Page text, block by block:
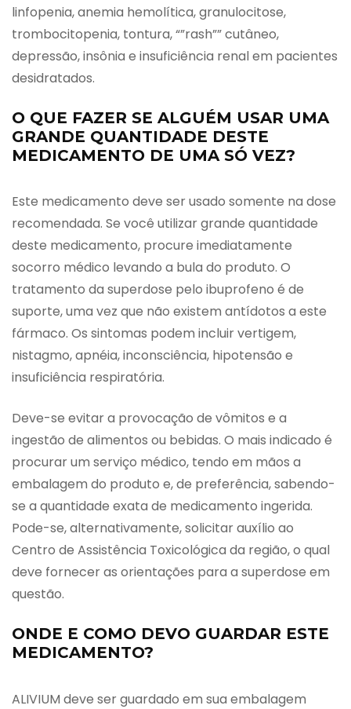
linfopenia, anemia hemolítica, granulocitose,
trombocitopenia, tontura, “”rash”” cutâneo,
depressão, insônia e insuficiência renal em pacientes
desidratados.
O QUE FAZER SE ALGUÉM USAR UMA
GRANDE QUANTIDADE DESTE
MEDICAMENTO DE UMA SÓ VEZ?
Este medicamento deve ser usado somente na dose
recomendada. Se você utilizar grande quantidade
deste medicamento, procure imediatamente
socorro médico levando a bula do produto. O
tratamento da superdose pelo ibuprofeno é de
suporte, uma vez que não existem antídotos a este
fármaco. Os sintomas podem incluir vertigem,
nistagmo, apnéia, inconsciência, hipotensão e
insuficiência respiratória.
Deve-se evitar a provocação de vômitos e a
ingestão de alimentos ou bebidas. O mais indicado é
procurar um serviço médico, tendo em mãos a
embalagem do produto e, de preferência, sabendo-
se a quantidade exata de medicamento ingerida.
Pode-se, alternativamente, solicitar auxílio ao
Centro de Assistência Toxicológica da região, o qual
deve fornecer as orientações para a superdose em
questão.
ONDE E COMO DEVO GUARDAR ESTE
MEDICAMENTO?
ALIVIUM deve ser guardado em sua embalagem